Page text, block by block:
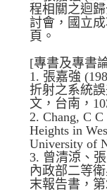
程相關之迴
討會，國立
頁。
[專書及專書
1. 張嘉強
折射之系統
文，台南，
2. Chang, C
Heights in
University of
3. 曾清涼、
內政部二等
末報告書，第